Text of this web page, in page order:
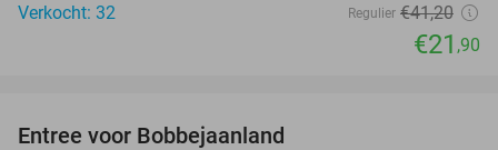
Verkocht: 32
Regulier €41,20
€21 ,90
Entree voor Bobbejaanland